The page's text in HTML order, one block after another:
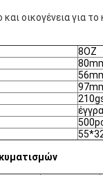
και οικογένεια
8OZ